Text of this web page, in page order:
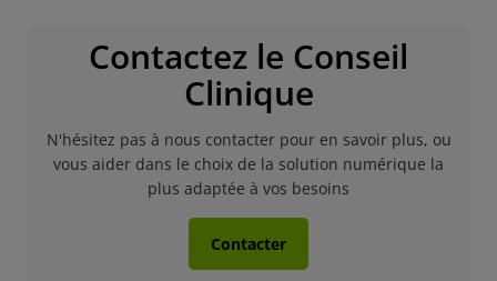
Contactez le Conseil
Clinique
N'hésitez pas à nous contacter pour en savoir plus, ou
vous aider dans le choix de la solution numérique la
plus adaptée à vos besoins
Contacter